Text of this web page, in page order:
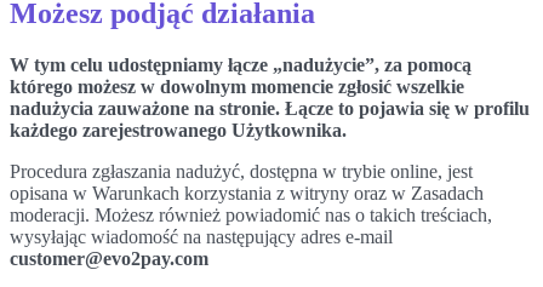
Możesz podjąć działania
W tym celu udostępniamy łącze „nadużycie”, za pomocą
którego możesz w dowolnym momencie zgłosić wszelkie
nadużycia zauważone na stronie. Łącze to pojawia się w profilu
każdego zarejestrowanego Użytkownika.
Procedura zgłaszania nadużyć, dostępna w trybie online, jest
opisana w Warunkach korzystania z witryny oraz w Zasadach
moderacji. Możesz również powiadomić nas o takich treściach,
wysyłając wiadomość na następujący adres e-mail
customer@evo2pay.com